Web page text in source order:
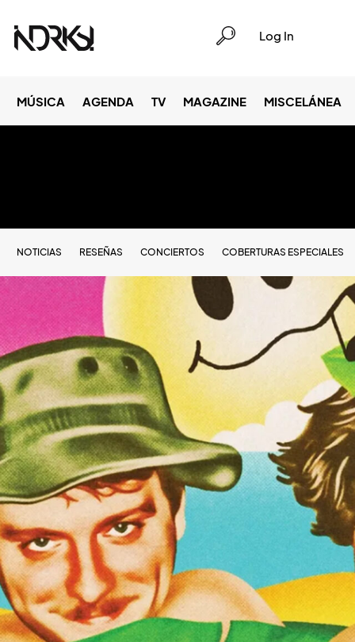
Log In
MÚSICA AGENDA TV MAGAZINE MISCELÁNEA
NOTICIAS RESEÑAS CONCIERTOS COBERTURAS ESPECIALES